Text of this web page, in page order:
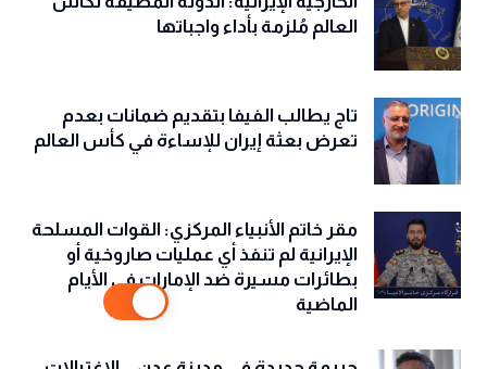
العالم مُلزمة بأداء واجباتها
تاج يطالب الفيفا بتقديم ضمانات بعدم
تعرض بعثة إيران للإساءة في كأس العالم
مقر خاتم الأنبياء المركزي: القوات المسلحة
الإيرانية لم تنفذ أي عمليات صاروخية أو
بطائرات مسيرة ضد الإمارات في الأيام
الماضية